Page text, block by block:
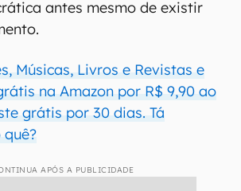
antes mesmo de existir
Músicas, Livros e Revistas e
na Amazon por R$ 9,90 ao
grátis por 30 dias. Tá
APÓS A PUBLICIDADE